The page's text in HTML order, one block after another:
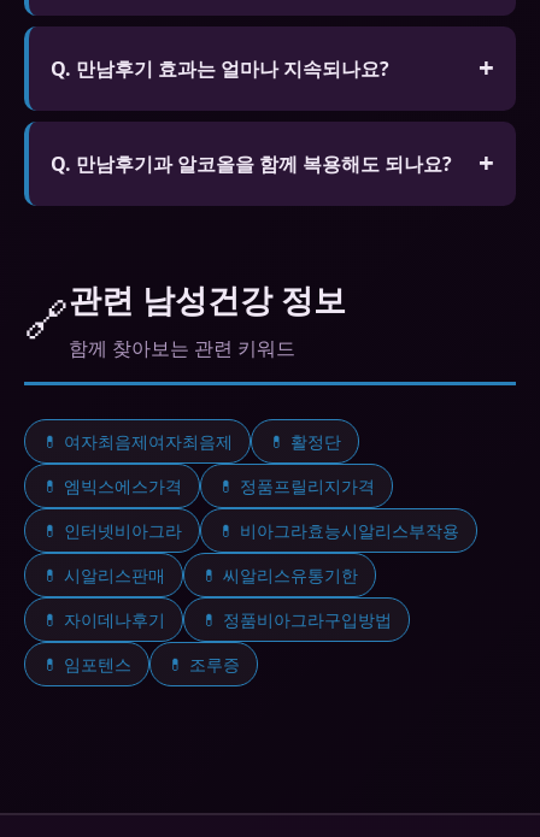
권장합니다.
A. 정품 인증 마크가 있는 신뢰할 수 있는 온라인 약
국에서 구매하면 안전합니다. SSL 보안 결제, 비밀 포
Q. 만남후기 효과는 얼마나 지속되나요?
A. 비아그라(실데나필)는 4~6시간, 시알리스(타다라
필)는 최대 36시간, 레비트라(바데나필)는 4~6시간
Q. 만남후기과 알코올을 함께 복용해도 되나요?
이 심해질 수 있으므로 음주 시 복용을 자제하세요.
🔗관련 남성건강 정보
함께 찾아보는 관련 키워드
💊 여자최음제여자최음제
💊 활정단
💊 엠빅스에스가격
💊 정품프릴리지가격
💊 인터넷비아그라
💊 비아그라효능시알리스부작용
💊 시알리스판매
💊 씨알리스유통기한
💊 자이데나후기
💊 정품비아그라구입방법
💊 임포텐스
💊 조루증